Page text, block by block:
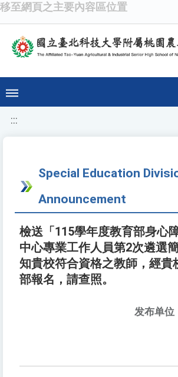
移至網頁之主要內容區位置
:::
Special Education
Announcement
檢送「115學年度教育部身心
中心專業工作人員第2次遴選
知貴校符合資格之教師，經貴
部報名，請查照。
发布单位